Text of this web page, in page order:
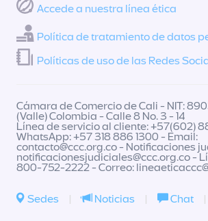
Accede a nuestra línea ética
Política de tratamiento de datos
Políticas de uso de las Redes
Cámara de Comercio de Cali - NIT:
(Valle) Colombia - Calle 8 No. 3 - 14
Línea de servicio al cliente: +57(602)
WhatsApp: +57 318 886 1300 - Email:
contacto@ccc.org.co- Notificaciones
notificacionesjudiciales@ccc.org.co-
800-752-2222 - Correo:
Sedes | Noticias | Chat |